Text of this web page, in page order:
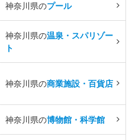
神奈川県のプール
神奈川県の温泉・スパリゾー
ト
神奈川県の商業施設・百貨店
神奈川県の博物館・科学館